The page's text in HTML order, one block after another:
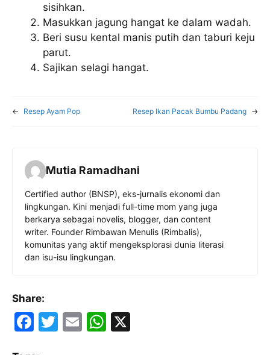
sisihkan.
Masukkan jagung hangat ke dalam wadah.
Beri susu kental manis putih dan taburi keju
parut.
Sajikan selagi hangat.
← Resep Ayam Pop Resep Ikan Pacak Bumbu Padang →
Mutia Ramadhani
Certified author (BNSP), eks-jurnalis ekonomi dan
lingkungan. Kini menjadi full-time mom yang juga
berkarya sebagai novelis, blogger, dan content
writer. Founder Rimbawan Menulis (Rimbalis),
komunitas yang aktif mengeksplorasi dunia literasi
dan isu-isu lingkungan.
Share:
F
T
E
W